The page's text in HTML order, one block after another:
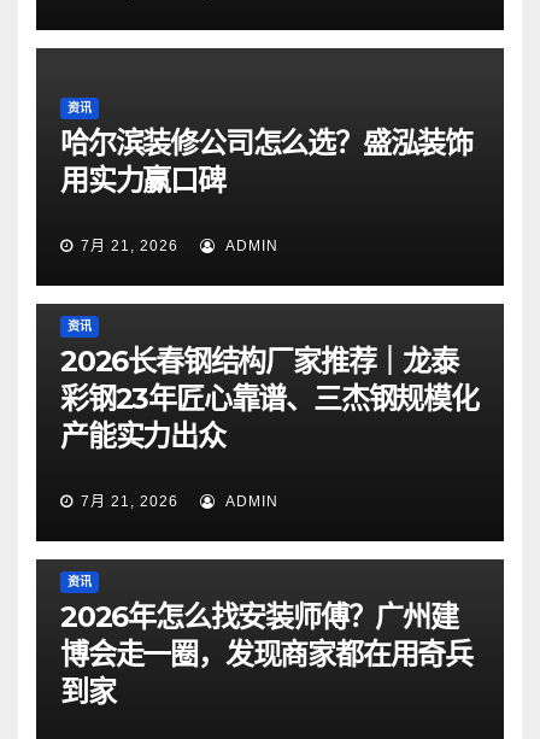
资讯
哈尔滨装修公司怎么选？盛泓装饰
用实力赢口碑
7月 21, 2026 ADMIN
资讯
2026长春钢结构厂家推荐｜龙泰
彩钢23年匠心靠谱、三杰钢规模化
产能实力出众
7月 21, 2026 ADMIN
资讯
2026年怎么找安装师傅？广州建
博会走一圈，发现商家都在用奇兵
到家